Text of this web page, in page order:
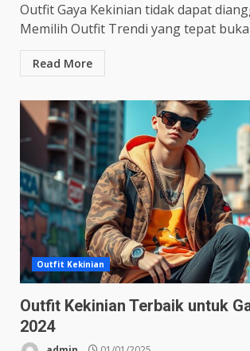
Outfit Gaya Kekinian tidak dapat
Memilih Outfit Trendi yang tepat
Read More
Outfit Kekinian
Outfit Kekinian Terbaik untuk
2024